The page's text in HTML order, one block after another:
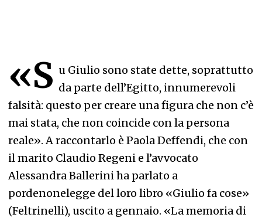
«S u Giulio sono state dette, soprattutto
da parte dell’Egitto, innumerevoli
falsità: questo per creare una figura che non c’è
mai stata, che non coincide con la persona
reale». A raccontarlo è Paola Deffendi, che con
il marito Claudio Regeni e l’avvocato
Alessandra Ballerini ha parlato a
pordenonelegge del loro libro «Giulio fa cose»
(Feltrinelli), uscito a gennaio. «La memoria di